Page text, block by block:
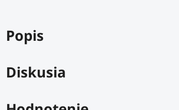
Popis
Diskusia